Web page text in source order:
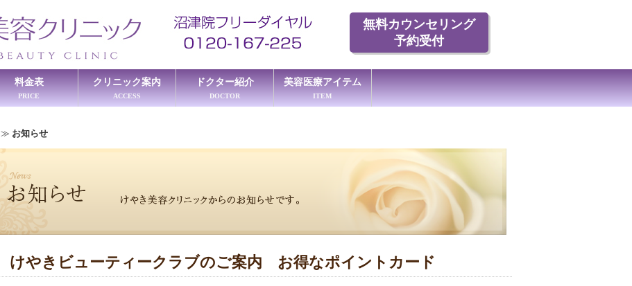
無料カウンセリング
予約受付
料金表
PRICE
クリニック案内
ACCESS
ドクター紹介
DOCTOR
美容医療アイテム
ITEM
≫ お知らせ
けやきビューティークラブのご案内 お得なポイントカード